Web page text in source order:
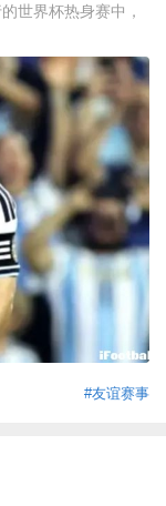
世界杯热身赛中，
#友谊赛事